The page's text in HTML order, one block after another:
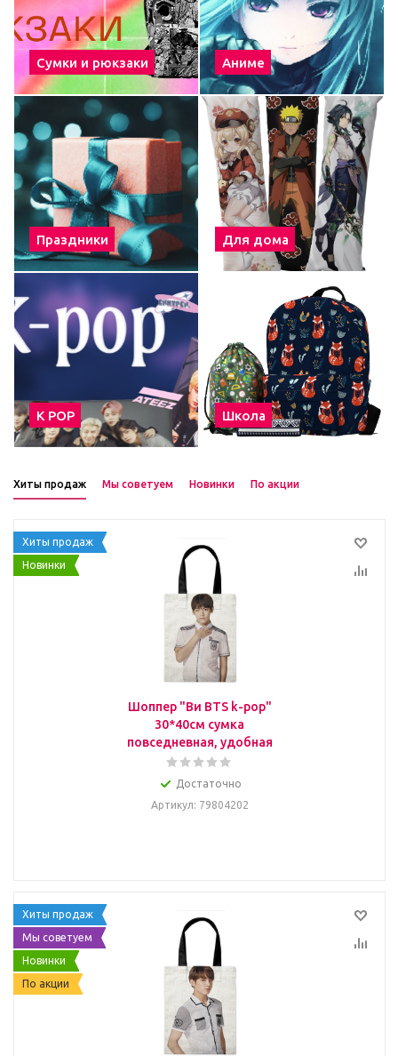
Сумки и рюкзаки Аниме
Праздники Для дома
К POP Школа
Хиты продаж Мы советуем Новинки По акции
Хиты продаж
Новинки
Шоппер "Ви BTS k-pop"
30*40см сумка
повседневная, удобная
Достаточно
Артикул: 79804202
Хиты продаж
Мы советуем
Новинки
По акции